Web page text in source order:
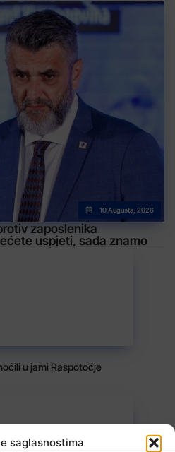
saglasnostima
10 Augusta, 2026
zaposlenika
uspjeti, sada znamo
u jami Raspotočje